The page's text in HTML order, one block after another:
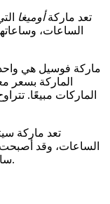
تعد ماركةأوميغا
الساعات،
ماركة فوسيل هي
الماركة بسعر
الماركات مبيعًا.
تعد ماركة
الساعات، وقد أصبحت
ساعات هذه العلامة من 70 دولارًا إلى 800 دولار.